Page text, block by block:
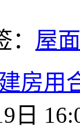
屋
房用
日